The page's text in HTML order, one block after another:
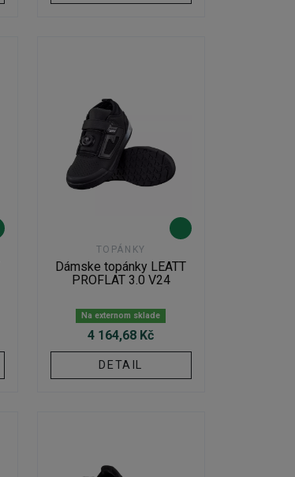
TOPÁNKY
Dámske topánky LEATT
PROFLAT 3.0 V24
Na externom sklade
4 164,68 Kč
DETAIL